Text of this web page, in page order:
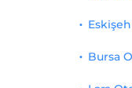
Bursa